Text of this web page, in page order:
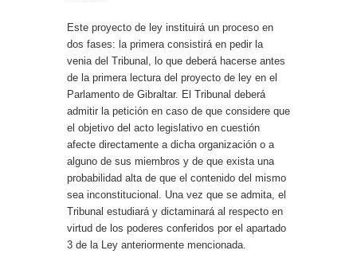
Este proyecto de ley instituirá un proceso en
dos fases: la primera consistirá en pedir la
venia del Tribunal, lo que deberá hacerse antes
de la primera lectura del proyecto de ley en el
Parlamento de Gibraltar. El Tribunal deberá
admitir la petición en caso de que considere que
el objetivo del acto legislativo en cuestión
afecte directamente a dicha organización o a
alguno de sus miembros y de que exista una
probabilidad alta de que el contenido del mismo
sea inconstitucional. Una vez que se admita, el
Tribunal estudiará y dictaminará al respecto en
virtud de los poderes conferidos por el apartado
3 de la Ley anteriormente mencionada.